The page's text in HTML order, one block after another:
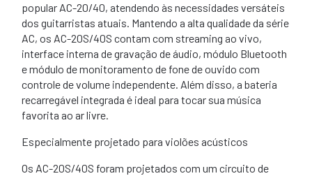
popular AC-20/40, atendendo às necessidades versáteis
dos guitarristas atuais. Mantendo a alta qualidade da série
AC, os AC-20S/40S contam com streaming ao vivo,
interface interna de gravação de áudio, módulo Bluetooth
e módulo de monitoramento de fone de ouvido com
controle de volume independente. Além disso, a bateria
recarregável integrada é ideal para tocar sua música
favorita ao ar livre.
Especialmente projetado para violões acústicos
Os AC-20S/40S foram projetados com um circuito de